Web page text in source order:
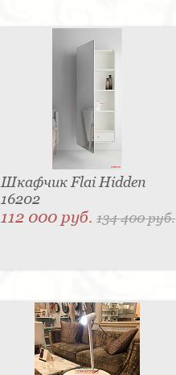
Шкафчик Flai Hidden
16202
112 000 руб.134 400 руб.